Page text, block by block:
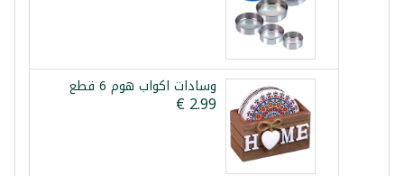
وسادات اكواب هوم 6 قطع